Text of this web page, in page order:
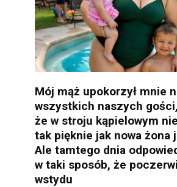
Mój mąż upokorzył mnie
wszystkich naszych
że w stroju kąpielowym
tak pięknie jak nowa żona
Ale tamtego dnia
w taki sposób, że
wstydu